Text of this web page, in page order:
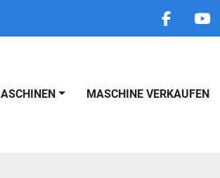
facebook
MASCHINEN MASCHINE VERKAUFEN